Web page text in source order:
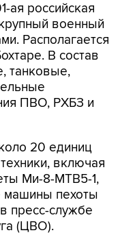
ая российская
военный
Располагается
В состав
танковые,
ПВО, РХБЗ и
20 единиц
включая
Ми-8-МТВ5-1,
пехоты
пресс-службе
(ЦВО).